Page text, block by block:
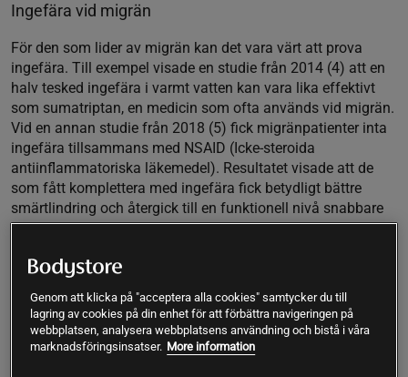
Ingefära vid migrän
För den som lider av migrän kan det vara värt att prova
ingefära. Till exempel visade en studie från 2014 (4) att en
halv tesked ingefära i varmt vatten kan vara lika effektivt
som sumatriptan, en medicin som ofta används vid migrän.
Vid en annan studie från 2018 (5) fick migränpatienter inta
ingefära tillsammans med NSAID (Icke-steroida
antiinflammatoriska läkemedel). Resultatet visade att de
som fått komplettera med ingefära fick betydligt bättre
smärtlindring och återgick till en funktionell nivå snabbare
än de som behandlades med enbart NSAID.
Ingefära vid illamående
Att tugga på rå ingefära, dricka ingefärste eller inta
ingefärakapslar har länge använts som en traditionell
huskur vid illamående. Moderna studier (6) har också visat
Genom att klicka på "acceptera alla cookies" samtycker du till
lagring av cookies på din enhet för att förbättra navigeringen på
webbplatsen, analysera webbplatsens användning och bistå i våra
marknadsföringsinsatser. More information